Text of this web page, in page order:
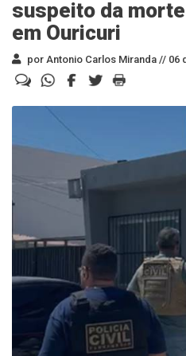
suspeito da
em Ouricuri
por Antonio Carlos Miranda // 06